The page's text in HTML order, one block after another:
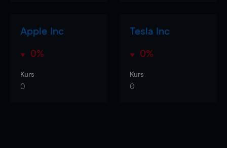
Apple Inc
0%
Kurs
0
Tesla Inc
0%
Kurs
0